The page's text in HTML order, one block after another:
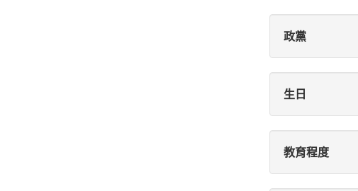
政黨
生日
教育程度